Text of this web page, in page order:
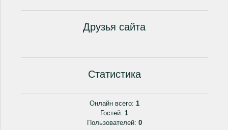
Друзья сайта
Статистика
Онлайн всего: 1
Гостей: 1
Пользователей: 0